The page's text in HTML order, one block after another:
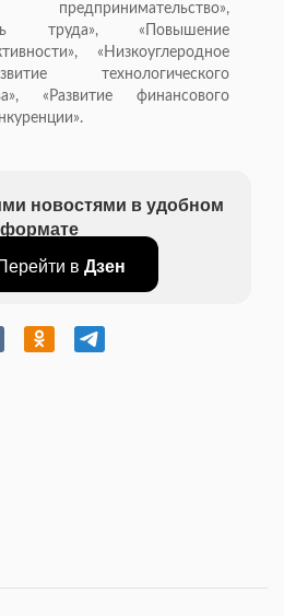
труда», «Повышение
«Низкоуглеродное
технологического
«Развитие финансового
новостями в удобном
формате
в Дзен